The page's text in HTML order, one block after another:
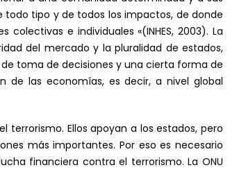
tipo y de todos los impactos, de donde
e individuales «(INHES, 2003). La
del mercado y la pluralidad de estados,
toma de decisiones y una cierta forma de
de las economías, es decir, a nivel global
Ellos apoyan a los estados, pero
más importantes. Por eso es necesario
financiera contra el terrorismo. La ONU